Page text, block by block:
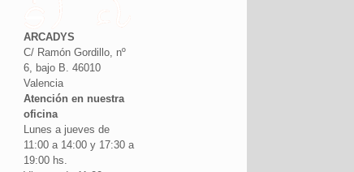
ARCADYS
C/ Ramón Gordillo, nº
6, bajo B. 46010
Valencia
Atención en nuestra
oficina
Lunes a jueves de
11:00 a 14:00 y 17:30 a
19:00 hs.